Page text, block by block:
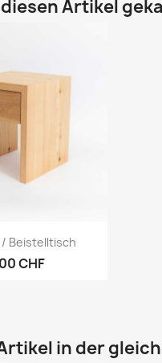
Artikel
Beistelltisch
CHF
in der